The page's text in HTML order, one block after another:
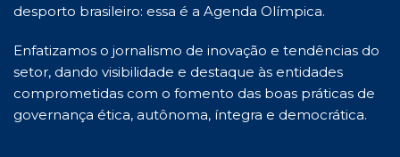
desporto brasileiro: essa é a Agenda Olímpica.
Enfatizamos o jornalismo de inovação e tendências do
setor, dando visibilidade e destaque às entidades
comprometidas com o fomento das boas práticas de
governança ética, autônoma, íntegra e democrática.